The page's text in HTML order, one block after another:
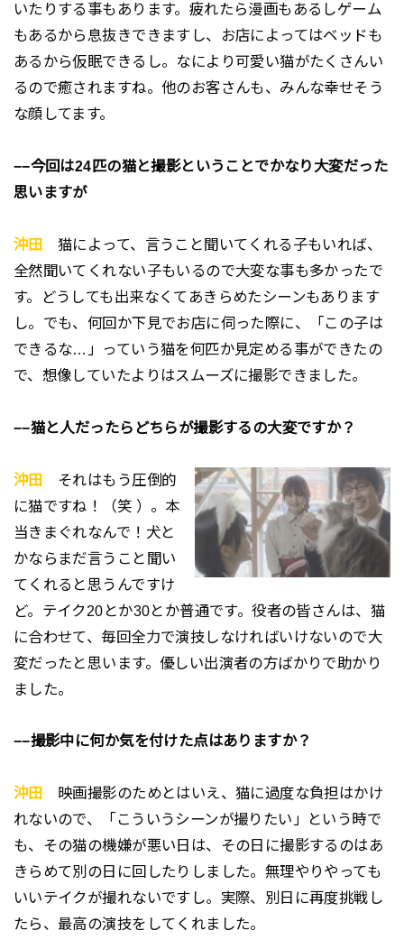
いたりする事もあります。疲れたら漫画もあるしゲーム
もあるから息抜きできますし、お店によってはベッドも
あるから仮眠できるし。なにより可愛い猫がたくさんい
るので癒されますね。他のお客さんも、みんな幸せそう
な顔してます。
−−今回は24匹の猫と撮影ということでかなり大変だった
思いますが
沖田
猫によって、言うこと聞いてくれる子もいれば、
全然聞いてくれない子もいるので大変な事も多かったで
す。どうしても出来なくてあきらめたシーンもあります
し。でも、何回か下見でお店に伺った際に、「この子は
できるな…」っていう猫を何匹か見定める事ができたの
で、想像していたよりはスムーズに撮影できました。
−−猫と人だったらどちらが撮影するの大変ですか？
沖田
それはもう圧倒的
に猫ですね！（笑 ）。本
当きまぐれなんで！犬と
かならまだ言うこと聞い
てくれると思うんですけ
ど。テイク20とか30とか普通です。役者の皆さんは、猫
に合わせて、毎回全力で演技しなければいけないので大
変だったと思います。優しい出演者の方ばかりで助かり
ました。
−−撮影中に何か気を付けた点はありますか？
沖田
映画撮影のためとはいえ、猫に過度な負担はかけ
れないので、「こういうシーンが撮りたい」という時で
も、その猫の機嫌が悪い日は、その日に撮影するのはあ
きらめて別の日に回したりしました。無理やりやっても
いいテイクが撮れないですし。実際、別日に再度挑戦し
たら、最高の演技をしてくれました。